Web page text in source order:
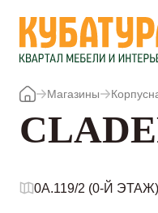
Магазины
0A.119/2 (0-Й ЭТАЖ)